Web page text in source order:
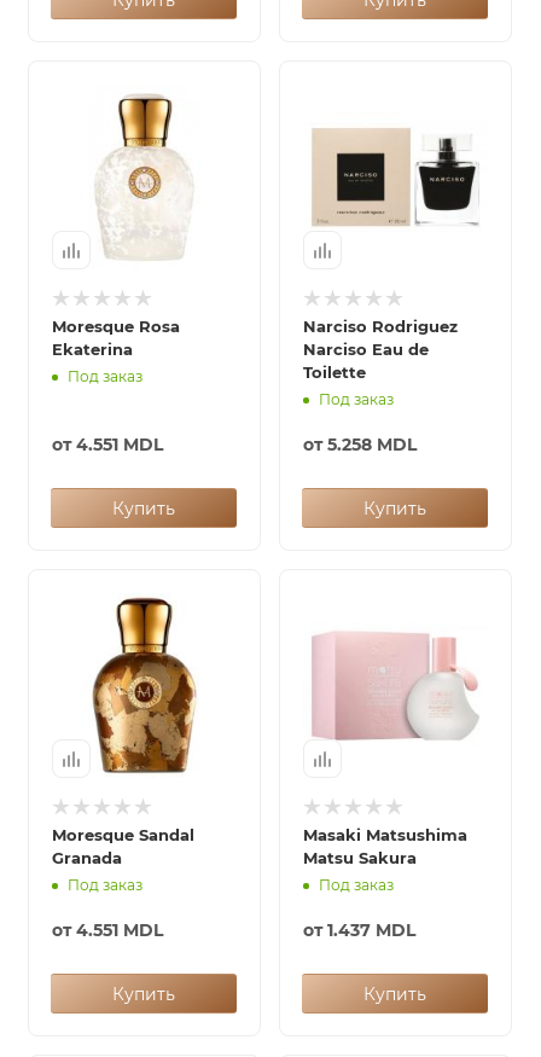
Moresque Rosa
Ekaterina
Под заказ
от4.551 MDL
Купить
Narciso Rodriguez
Narciso Eau de
Toilette
Под заказ
от5.258 MDL
Купить
Moresque Sandal
Granada
Под заказ
от4.551 MDL
Купить
Masaki Matsushima
Matsu Sakura
Под заказ
от1.437 MDL
Купить